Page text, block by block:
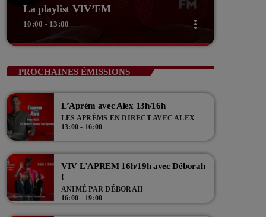
La playlist VIV’FM
10:00 - 13:00 more_vert
La playlist VIV’FM
Retrouvez vos hits préférés d'hier à aujourd'hui sur
VIV'FM !
PROCHAINES ÉMISSIONS
L’Aprèm avec Alex 13h/16h
LES APRÈMS EN DIRECT AVEC ALEX
13:00 - 16:00
VIV L’APREM 16h/19h avec Déborah
!
ANIMÉ PAR DÉBORAH
16:00 - 19:00